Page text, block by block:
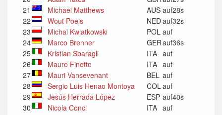
21
Michael Matthews AUS auf28s
22
Wout Poels NEDauf32s
23
Michal Kwiatkowski POL auf
24
Marco Brenner GERauf36s
25
Kristian Sbaragli ITA auf
26
Mauro Finetto ITA auf
27
Mauri Vansevenant BEL auf
28
Sergio Luis Henao Montoya COL auf
29
Jesús Herrada López ESP auf40s
30
Nicola Conci ITA auf